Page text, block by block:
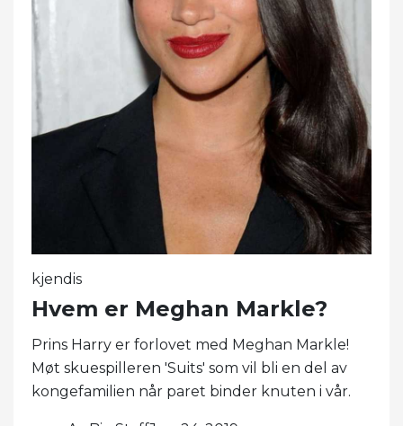
kjendis
Hvem er Meghan Markle?
Prins Harry er forlovet med Meghan Markle!
Møt skuespilleren 'Suits' som vil bli en del av
kongefamilien når paret binder knuten i vår.